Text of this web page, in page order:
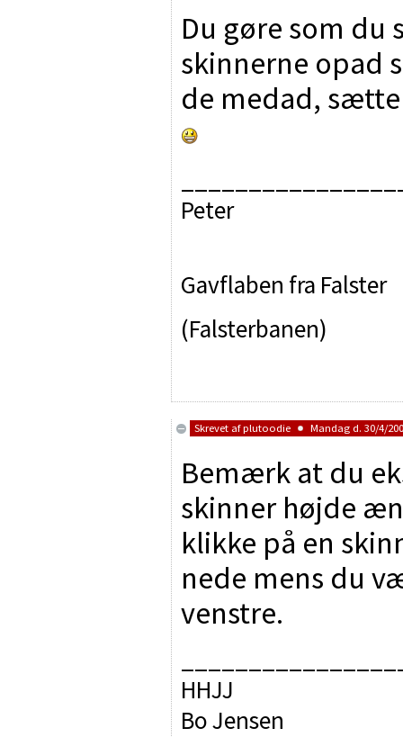
Du gøre som du
skinnerne opad
de medad,
Peter
Gavflaben fra Falster
(Falsterbanen)
Skrevet afplutoodie Mandag d. 30/4/
Bemærk at du
skinner højde
klikke på en
nede mens du
venstre.
HHJJ
Bo Jensen